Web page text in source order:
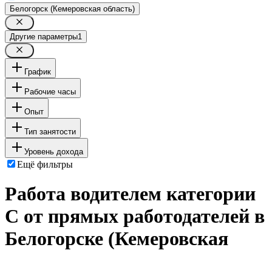
Белогорск (Кемеровская область)
Другие параметры1
График
Рабочие часы
Опыт
Тип занятости
Уровень дохода
Ещё фильтры
Работа водителем категории
C от прямых работодателей в
Белогорске (Кемеровская